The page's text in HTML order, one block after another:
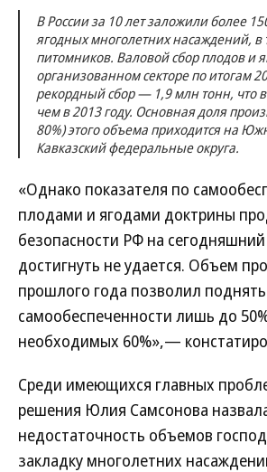
В России за 10 лет заложили более
ягодных многолетних насаждений, в
питомников. Валовой сбор плодов и
организованном секторе по итогам
рекордный сбор — 1,9 млн тонн, что
чем в 2013 году. Основная доля
80%) этого объема приходится на
Кавказский федеральные округа.
«Однако показателя по
плодами и ягодами доктрины
безопасности РФ на
достигнуть не удается. Объем
прошлого года позволил
самообеспеченности лишь до
необходимых 60%»,—
Среди имеющихся главных
решения Юлия Самсонова
недостаточность объемов
закладку многолетних